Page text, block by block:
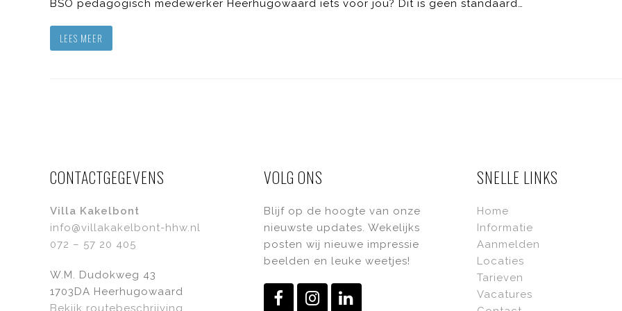
BSO pedagogisch medewerker Heerhugowaard iets voor jou? Dit is geen standaard…
LEES MEER
CONTACTGEGEVENS
Villa Kakelbont
info@villakakelbont-hhw.nl
072 – 57 20 405
W.M. Dudokweg 43
1703DA Heerhugowaard
Bekijk routebeschrijving
VOLG ONS
Blijf op de hoogte van onze
nieuwste updates. Wekelijks
posten wij nieuwe impressie
beelden en leuke weetjes!
Facebook
Instagram
LinkedIn
SNELLE LINKS
Home
Informatie
Aanmelden
Locaties
Tarieven
Vacatures